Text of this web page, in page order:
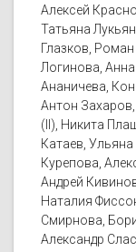
Алексей
Татьяна
Глазков,
Логинова,
Ананичева,
Антон
(II), Никита
Катаев,
Курепова,
Андрей
Наталия
Смирнова,
Александр